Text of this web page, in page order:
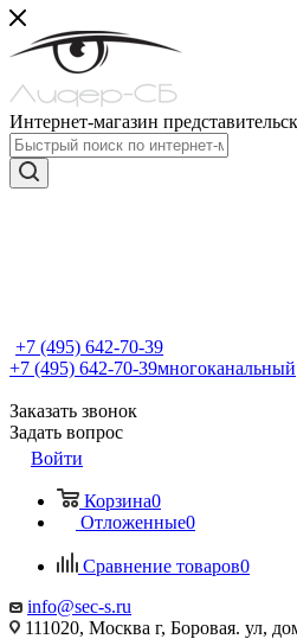
Интернет-магазин
+7 (495) 642-70-39
+7 (495) 642-70-39многоканальный
Заказать звонок
Задать вопрос
Войти
Корзина0
Отложенные0
Сравнение товаров0
info@sec-s.ru
111020, Москва г, Боровая. ул,